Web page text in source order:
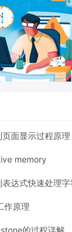
面显示过程原理
memory
达式快速处理
作原理
的过程详解